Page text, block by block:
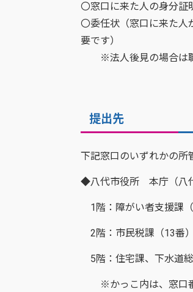
〇窓口に来た人の身分証
〇委任状（窓口に来た人
要です）
※法人後見の場合は職
提出先
下記窓口のいずれかの所
◆八代市役所 本庁（八
1階：障がい者支援課
2階：市民税課（13番
5階：住宅課、下水道
※かっこ内は、窓口番